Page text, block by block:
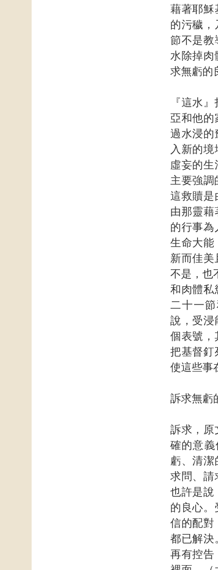
藉著耶穌
的污穢，
節不是教
水除掉肉
求無虧的
『這水
亞和他的
過水浸的
入新的
虛妄的
主要強調
這救贖是
由那靈藉
的行事為
生命大能
新而佳美
不是，也
和肉體私
二十一
說，受浸
個表號，
把基督釘
使這些事
訴求無虧
訴求，原
確的意
虧、清潔
求問、請
也許是說
的良心。
信的配對
都已解決
再有控告